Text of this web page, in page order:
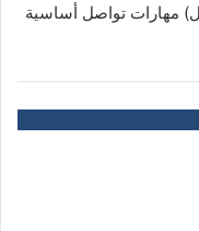
مهارات تواصل أساسية